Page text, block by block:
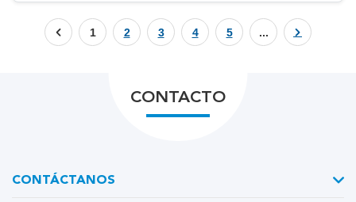
1 2 3 4 5 ...
CONTACTO
CONTÁCTANOS